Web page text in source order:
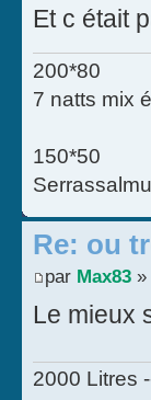
Et c était
200*80
7 natts mix
150*50
Re: ou
par Max83 »
Le mieux
2000 Litres